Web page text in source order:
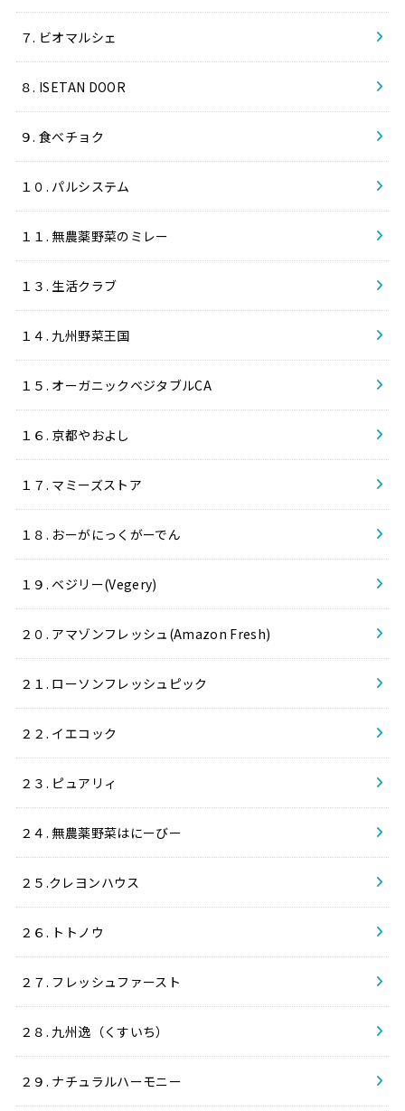
７. ビオマルシェ
８. ISETAN DOOR
９. 食べチョク
１０. パルシステム
１１. 無農薬野菜のミレー
１３. 生活クラブ
１４. 九州野菜王国
１５. オーガニックベジタブルCA
１６. 京都やおよし
１７. マミーズストア
１８. おーがにっくがーでん
１９. ベジリー(Vegery)
２０. アマゾンフレッシュ(Amazon Fresh)
２１. ローソンフレッシュピック
２２. イエコック
２３. ピュアリィ
２４. 無農薬野菜はにーびー
２５.クレヨンハウス
２６. トトノウ
２７. フレッシュファースト
２８. 九州逸（くすいち）
２９. ナチュラルハーモニー